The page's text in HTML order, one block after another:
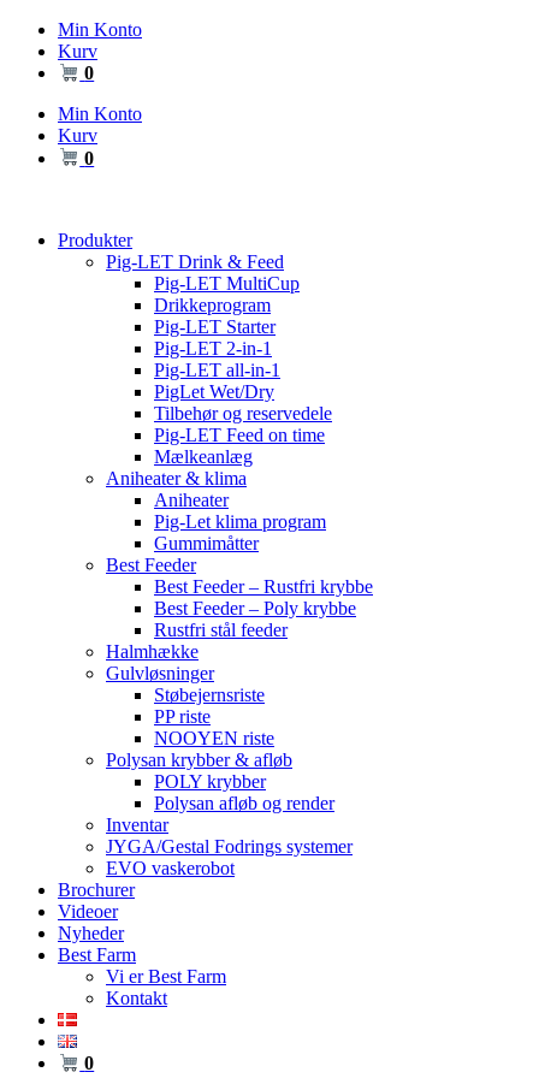
Videre
indhold
Min Konto
Kurv
0
Min Konto
Kurv
0
Produkter
Pig-LET Drink & Feed
Pig-LET MultiCup
Drikkeprogram
Pig-LET Starter
Pig-LET 2-in-1
Pig-LET all-in-1
PigLet Wet/Dry
Tilbehør og reservedele
Pig-LET Feed on time
Mælkeanlæg
Aniheater & klima
Aniheater
Pig-Let klima program
Gummimåtter
Best Feeder
Best Feeder – Rustfri krybbe
Best Feeder – Poly krybbe
Rustfri stål feeder
Halmhække
Gulvløsninger
Støbejernsriste
PP riste
NOOYEN riste
Polysan krybber & afløb
POLY krybber
Polysan afløb og render
Inventar
JYGA/Gestal Fodrings systemer
EVO vaskerobot
Brochurer
Videoer
Nyheder
Best Farm
Vi er Best Farm
Kontakt
0